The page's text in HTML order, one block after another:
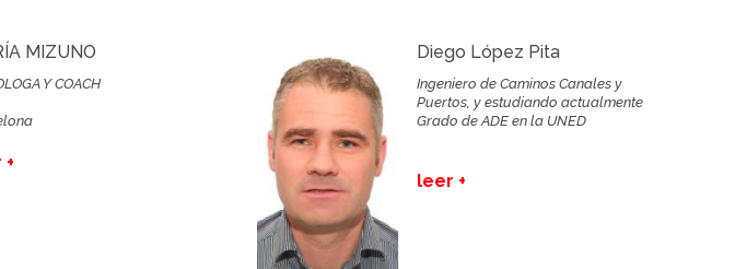
MIZUNO
Y COACH
Diego López Pita
Ingeniero de Caminos Canales y
Puertos, y estudiando actualmente
Grado de ADE en la UNED
leer +